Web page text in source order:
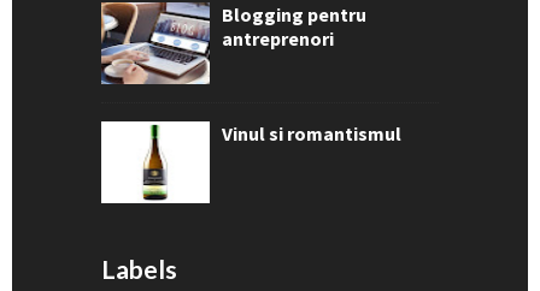
Blogging pentru
antreprenori
Vinul si romantismul
Labels